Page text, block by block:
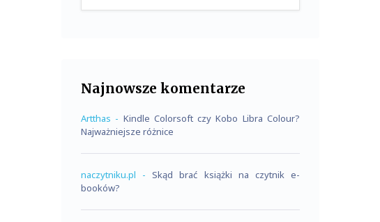
Najnowsze komentarze
Artthas - Kindle Colorsoft czy Kobo Libra Colour?
Najważniejsze różnice
naczytniku.pl - Skąd brać książki na czytnik e-
booków?